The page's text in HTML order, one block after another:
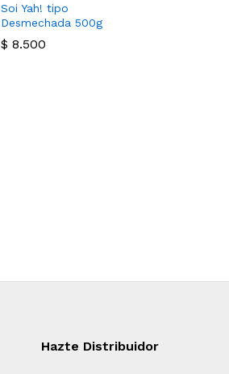
Soi Yah! tipo
Desmechada 500g
$ 8.500
$ 8.500
Hazte Distribuidor